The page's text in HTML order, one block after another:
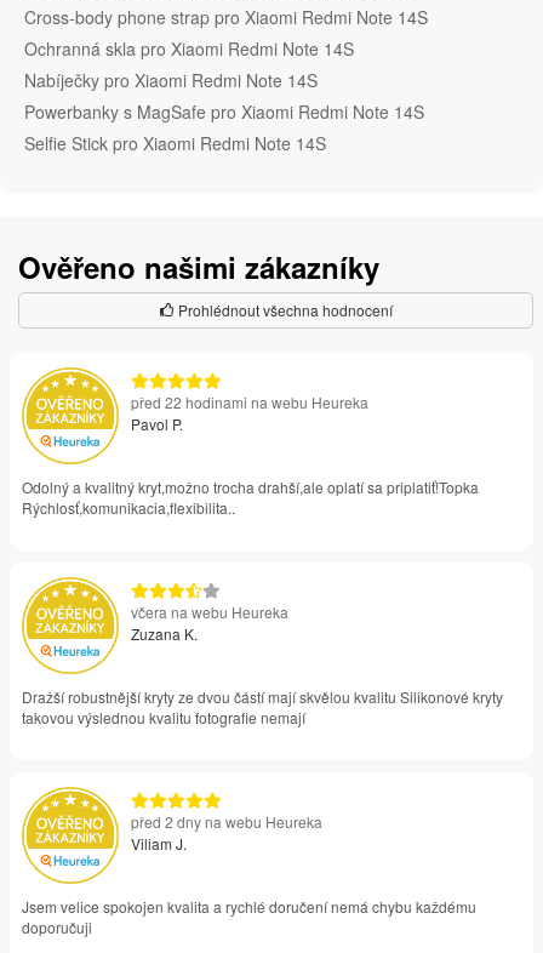
Cross-body phone strap pro Xiaomi Redmi Note 14S
Ochranná skla pro Xiaomi Redmi Note 14S
Nabíječky pro Xiaomi Redmi Note 14S
Powerbanky s MagSafe pro Xiaomi Redmi Note 14S
Selfie Stick pro Xiaomi Redmi Note 14S
Ověřeno našimi zákazníky
Prohlédnout všechna hodnocení
před 22 hodinami na webu Heureka
Pavol P.
Odolný a kvalitný kryt,možno trocha drahší,ale oplatí sa priplatiť!Topka
Rýchlosť,komunikacia,flexibilita..
včera na webu Heureka
Zuzana K.
Dražší robustnější kryty ze dvou částí mají skvělou kvalitu Silikonové kryty
takovou výslednou kvalitu fotografie nemají
před 2 dny na webu Heureka
Viliam J.
Jsem velice spokojen kvalita a rychlé doručení nemá chybu každému
doporučuji